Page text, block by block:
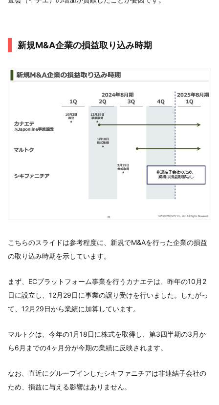
新規M&A企業の損益取り込み時期
こちらのスライドは参考程度に、新規でM&Aを行った企業の損益
の取り込み時期を示しています。
まず、ECプラットフォーム事業を行うカナエテは、昨年の10月2
日に設立し、12月29日に事業の譲り受けを行いました。したがっ
て、12月29日から業績に加算しています。
マルトクは、今年の1月18日に株式を取得し、第3四半期の3月か
ら6月までの4ヶ月分が今期の業績に反映されます。
なお、直近にグループインしたシキファニチアは非連結子会社の
ため、損益に与える影響はありません。